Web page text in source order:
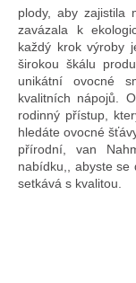
plody, aby zajistila
zavázala k
každý krok výroby
širokou škálu
unikátní ovocné
kvalitních nápojů.
rodinný přístup,
hledáte ovocné
přírodní, van
nabídku,, abyste se
setkává s kvalitou.